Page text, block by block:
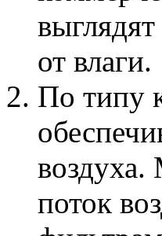
от влаги.
По типу
воздуха.
поток